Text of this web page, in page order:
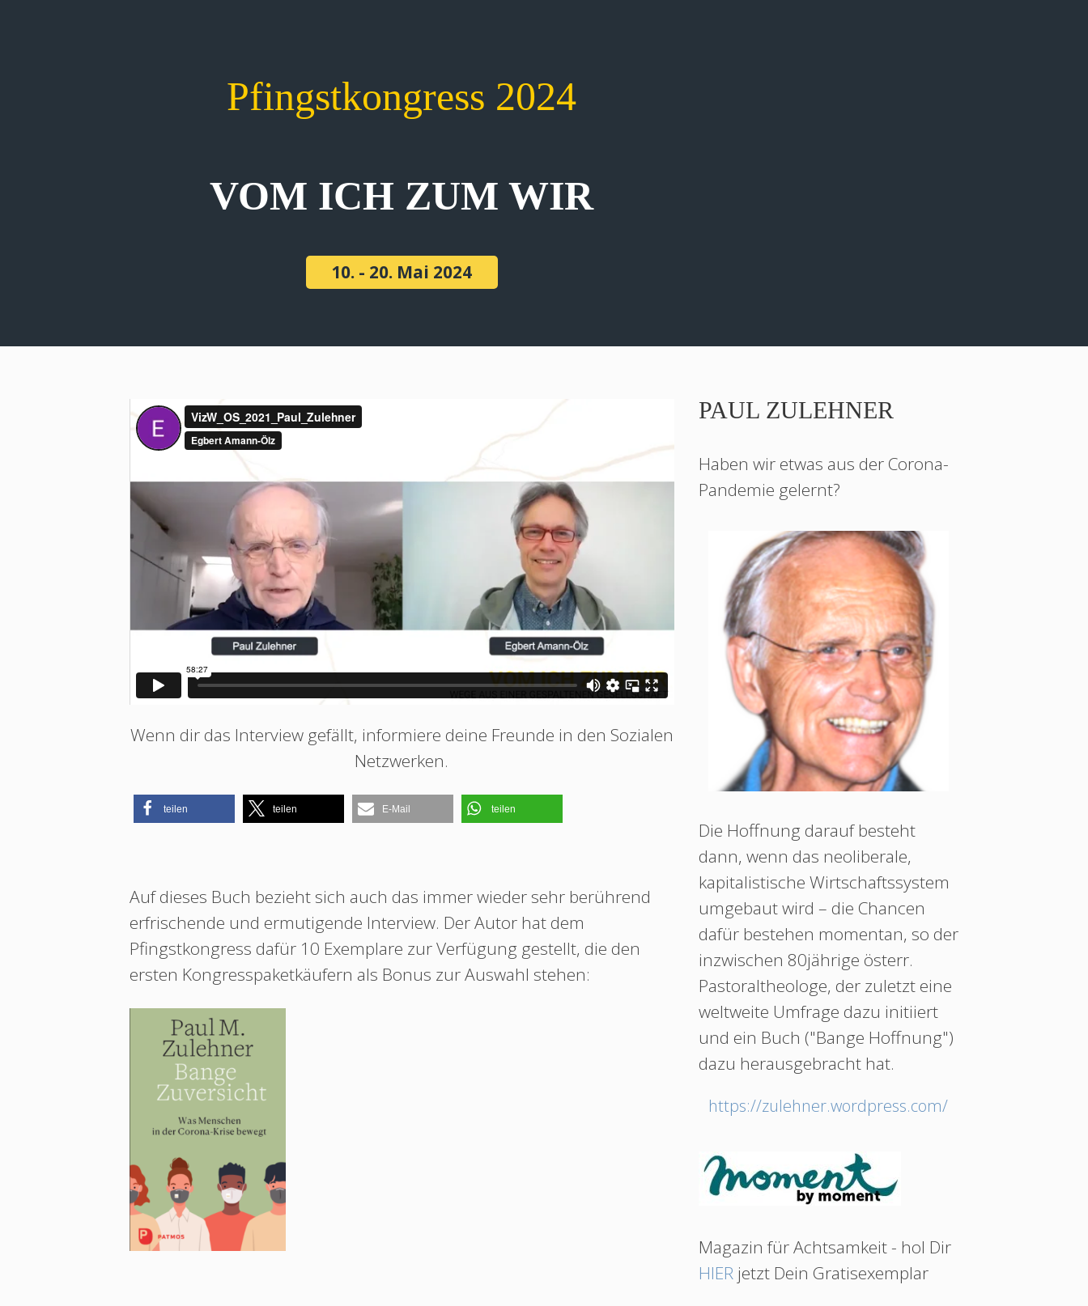
Pfingstkongress 2024
VOM ICH ZUM WIR
10. - 20. Mai 2024
Wenn dir das Interview gefällt, informiere deine Freunde in den Sozialen
Netzwerken.
teilen teilen E-Mail teilen
Auf dieses Buch bezieht sich auch das immer wieder sehr berührend
erfrischende und ermutigende Interview. Der Autor hat dem
Pfingstkongress dafür 10 Exemplare zur Verfügung gestellt, die den
ersten Kongresspaketkäufern als Bonus zur Auswahl stehen:
PAUL ZULEHNER
Haben wir etwas aus der Corona-
Pandemie gelernt?
Die Hoffnung darauf besteht
dann, wenn das neoliberale,
kapitalistische Wirtschaftssystem
umgebaut wird – die Chancen
dafür bestehen momentan, so der
inzwischen 80jährige österr.
Pastoraltheologe, der zuletzt eine
weltweite Umfrage dazu initiiert
und ein Buch ("Bange Hoffnung")
dazu herausgebracht hat.
https://zulehner.wordpress.com/
Magazin für Achtsamkeit - hol Dir
HIERjetzt Dein Gratisexemplar